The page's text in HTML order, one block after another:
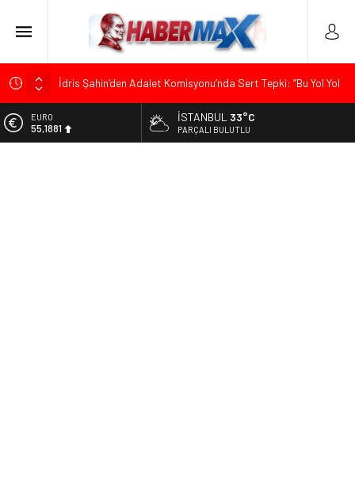
İdris Şahin’den Adalet Komisyonu’nda Sert Tepki: “Bu Yol Yol
Soner Çiçekli’den Çekmeköy Meclisi’nde Eleştiri: “Enerjimizi
Hizmete Değil, Krizlere Harcadık”
ALTIN
6.660,55
İSTANBUL 33°C
PARÇALI BULUTLU